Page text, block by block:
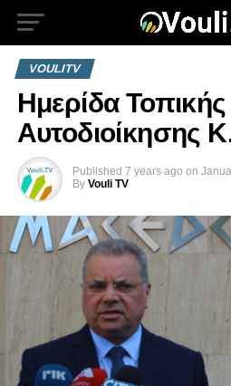
VOULITV
Ημερίδα Τοπικής
Αυτοδιοίκησης
Published 7 years ago on
By Vouli TV